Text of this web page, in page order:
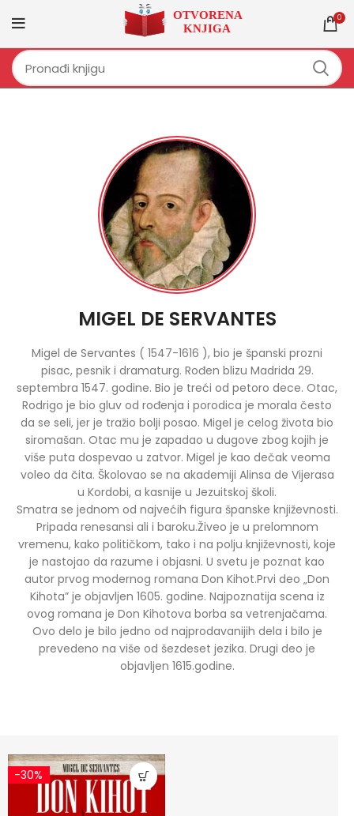
0
MIGEL DE SERVANTES
Migel de Servantes ( 1547-1616 ), bio je španski prozni
pisac, pesnik i dramaturg. Rođen blizu Madrida 29.
septembra 1547. godine. Bio je treći od petoro dece. Otac,
Rodrigo je bio gluv od rođenja i porodica je morala često
da se seli, jer je tražio bolji posao. Migel je celog života bio
siromašan. Otac mu je zapadao u dugove zbog kojih je
više puta dospevao u zatvor. Migel je kao dečak veoma
voleo da čita. Školovao se na akademiji Alinsa de Vijerasa
u Kordobi, a kasnije u Jezuitskoj školi.
Smatra se jednom od najvećih figura španske književnosti.
Pripada renesansi ali i baroku.Živeo je u prelomnom
vremenu, kako političkom, tako i na polju književnosti, koje
je nastojao da razume i objasni. U svetu je poznat kao
autor prvog modernog romana Don Kihot.Prvi deo „Don
Kihota” je objavljen 1605. godine. Najpoznatija scena iz
ovog romana je Don Kihotova borba sa vetrenjačama.
Ovo delo je bilo jedno od najprodavanijih dela i bilo je
prevedeno na više od šezdeset jezika. Drugi deo je
objavljen 1615.godine.
-30%